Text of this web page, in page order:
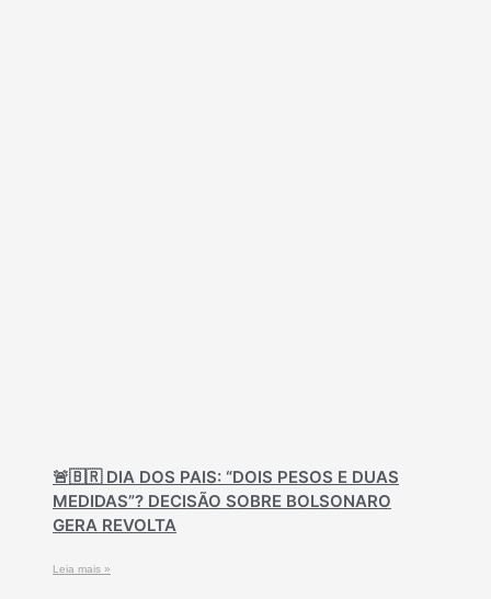
🚨🇧🇷 DIA DOS PAIS: “DOIS PESOS E DUAS
MEDIDAS”? DECISÃO SOBRE BOLSONARO
GERA REVOLTA
Leia mais »